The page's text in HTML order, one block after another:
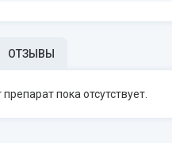
ОТЗЫВЫ
пока отсутствует.